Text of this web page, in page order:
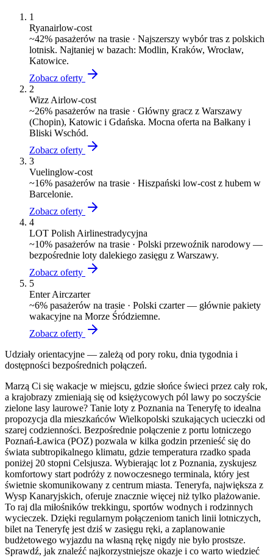
1
Ryanairlow-cost
~42% pasażerów na trasie · Najszerszy wybór tras z polskich
lotnisk. Najtaniej w bazach: Modlin, Kraków, Wrocław,
Katowice.
Zobacz oferty
2
Wizz Airlow-cost
~26% pasażerów na trasie · Główny gracz z Warszawy
(Chopin), Katowic i Gdańska. Mocna oferta na Bałkany i
Bliski Wschód.
Zobacz oferty
3
Vuelinglow-cost
~16% pasażerów na trasie · Hiszpański low-cost z hubem w
Barcelonie.
Zobacz oferty
4
LOT Polish Airlinestradycyjna
~10% pasażerów na trasie · Polski przewoźnik narodowy —
bezpośrednie loty dalekiego zasięgu z Warszawy.
Zobacz oferty
5
Enter Airczarter
~6% pasażerów na trasie · Polski czarter — głównie pakiety
wakacyjne na Morze Śródziemne.
Zobacz oferty
Udziały orientacyjne — zależą od pory roku, dnia tygodnia i
dostępności bezpośrednich połączeń.
Marzą Ci się wakacje w miejscu, gdzie słońce świeci przez cały rok,
a krajobrazy zmieniają się od księżycowych pól lawy po soczyście
zielone lasy laurowe? Tanie loty z Poznania na Teneryfę to idealna
propozycja dla mieszkańców Wielkopolski szukających ucieczki od
szarej codzienności. Bezpośrednie połączenie z portu lotniczego
Poznań-Ławica (POZ) pozwala w kilka godzin przenieść się do
świata subtropikalnego klimatu, gdzie temperatura rzadko spada
poniżej 20 stopni Celsjusza. Wybierając lot z Poznania, zyskujesz
komfortowy start podróży z nowoczesnego terminala, który jest
świetnie skomunikowany z centrum miasta. Teneryfa, największa z
Wysp Kanaryjskich, oferuje znacznie więcej niż tylko plażowanie.
To raj dla miłośników trekkingu, sportów wodnych i rodzinnych
wycieczek. Dzięki regularnym połączeniom tanich linii lotniczych,
bilet na Teneryfę jest dziś w zasięgu ręki, a zaplanowanie
budżetowego wyjazdu na własną rękę nigdy nie było prostsze.
Sprawdź, jak znaleźć najkorzystniejsze okazje i co warto wiedzieć